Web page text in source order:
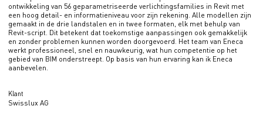
Klant
Swisslux AG
ontwikkeling van 56 geparametriseerde verlichtingsfamilies in Revit met
een hoog detail- en informatieniveau voor zijn rekening. Alle modellen zijn
gemaakt in de drie landstalen en in twee formaten, elk met behulp van
Revit-script. Dit betekent dat toekomstige aanpassingen ook gemakkelijk
en zonder problemen kunnen worden doorgevoerd. Het team van Eneca
werkt professioneel, snel en nauwkeurig, wat hun competentie op het
gebied van BIM onderstreept. Op basis van hun ervaring kan ik Eneca
aanbevelen.